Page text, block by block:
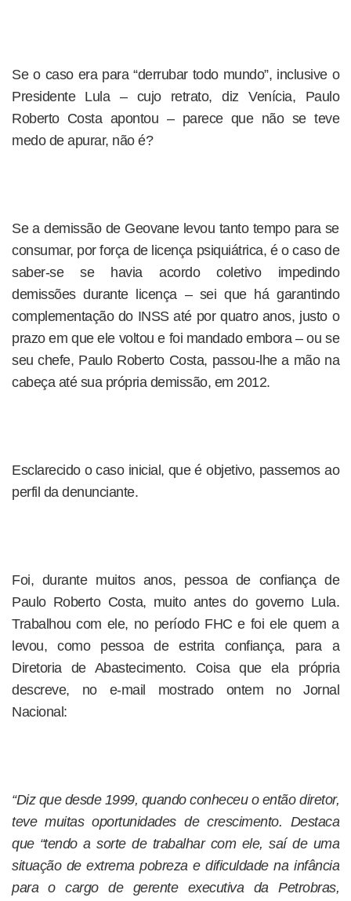
Se o caso era para “derrubar todo mundo”, inclusive o
Presidente Lula – cujo retrato, diz Venícia, Paulo
Roberto Costa apontou – parece que não se teve
medo de apurar, não é?
Se a demissão de Geovane levou tanto tempo para se
consumar, por força de licença psiquiátrica, é o caso de
saber-se se havia acordo coletivo impedindo
demissões durante licença – sei que há garantindo
complementação do INSS até por quatro anos, justo o
prazo em que ele voltou e foi mandado embora – ou se
seu chefe, Paulo Roberto Costa, passou-lhe a mão na
cabeça até sua própria demissão, em 2012.
Esclarecido o caso inicial, que é objetivo, passemos ao
perfil da denunciante.
Foi, durante muitos anos, pessoa de confiança de
Paulo Roberto Costa, muito antes do governo Lula.
Trabalhou com ele, no período FHC e foi ele quem a
levou, como pessoa de estrita confiança, para a
Diretoria de Abastecimento. Coisa que ela própria
descreve, no e-mail mostrado ontem no Jornal
Nacional:
“Diz que desde 1999, quando conheceu o então diretor,
teve muitas oportunidades de crescimento. Destaca
que “tendo a sorte de trabalhar com ele, saí de uma
situação de extrema pobreza e dificuldade na infância
para o cargo de gerente executiva da Petrobras,